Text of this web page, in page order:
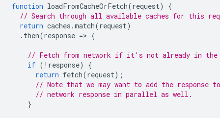
function loadFromCacheOrFetch(request)
{
// Search through all available caches for this
return caches .match(request)
. then(response => {
// Fetch from network if it's not already in the
if ( ! response)
{
return fetch(request);
// Note that we may want to add the response
// network response in parallel as well.
}